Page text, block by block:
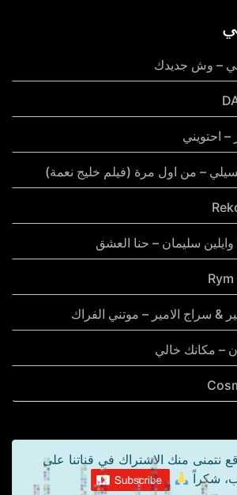
– وش جديدك
احتويني
– من اول مرة (فيلم خليج نعمة)
سليمان – حنا العشق
& سراج الامير – موتني الفراك
– مكانك خالي
نتمنى منك الاشتراك في قناتنا على
شكراً